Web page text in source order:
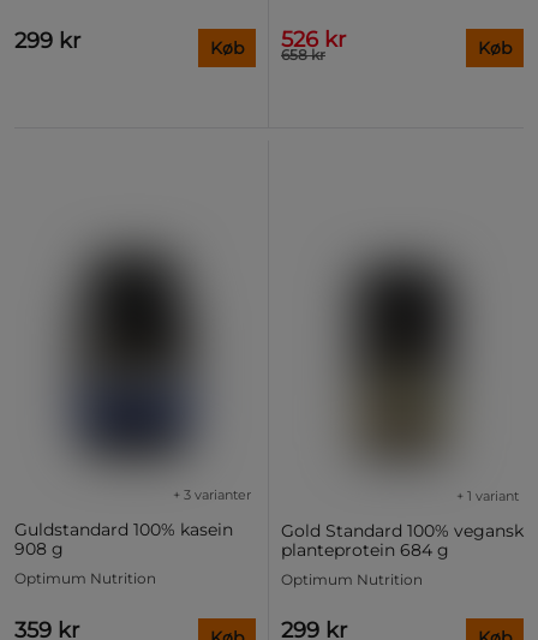
299 kr Køb 526 kr
658 kr Køb
Guldstandard 100% kasein
908 g
+ 3 varianter
Optimum Nutrition
359 kr
Gold Standard 100% vegansk
planteprotein 684 g
+ 1 variant
Optimum Nutrition
299 kr